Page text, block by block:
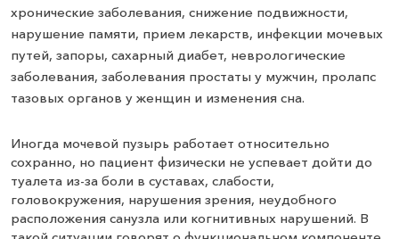
хронические заболевания, снижение подвижности,
нарушение памяти, прием лекарств, инфекции мочевых
путей, запоры, сахарный диабет, неврологические
заболевания, заболевания простаты у мужчин, пролапс
тазовых органов у женщин и изменения сна.
Иногда мочевой пузырь работает относительно
сохранно, но пациент физически не успевает дойти до
туалета из-за боли в суставах, слабости,
головокружения, нарушения зрения, неудобного
расположения санузла или когнитивных нарушений. В